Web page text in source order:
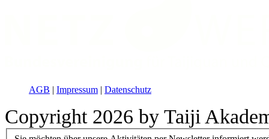
AGB Impressum Datenschutz
Copyright 2026 by Taiji